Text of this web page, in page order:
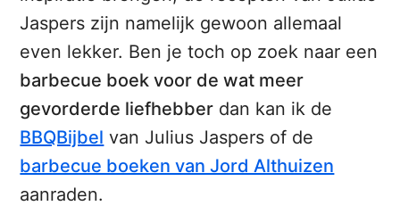
Jaspers zijn namelijk gewoon allemaal
even lekker. Ben je toch op zoek naar een
barbecue boek voor de wat meer
gevorderde liefhebber dan kan ik de
BBQBijbel van Julius Jaspers of de
barbecue boeken van Jord Althuizen
aanraden.